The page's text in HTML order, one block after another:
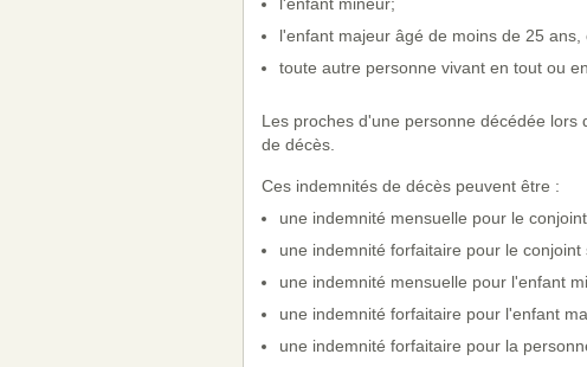
l'enfant majeur âgé de moins de 25
toute autre personne vivant en tout ou
Les proches d'une personne décédée
de décès.
Ces indemnités de décès peuvent être :
une indemnité mensuelle pour le
une indemnité forfaitaire pour le conjoint
une indemnité mensuelle pour l'enfant
une indemnité forfaitaire pour l'enfant
une indemnité forfaitaire pour la